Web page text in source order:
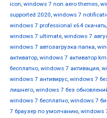
icon, windows 7 non aero themes,
supported 2020, windows 7
windows 7 professional x64 скачать,
windows 7 ultimate, windows 7
windows 7 автозагрузка папка,
активатор, windows 7 активатор
бесплатно, windows 7 активация,
windows 7 антивирус, windows 7
лишнего, windows 7 без
windows 7 бесплатно, windows 7
7 браузер по умолчанию, windows